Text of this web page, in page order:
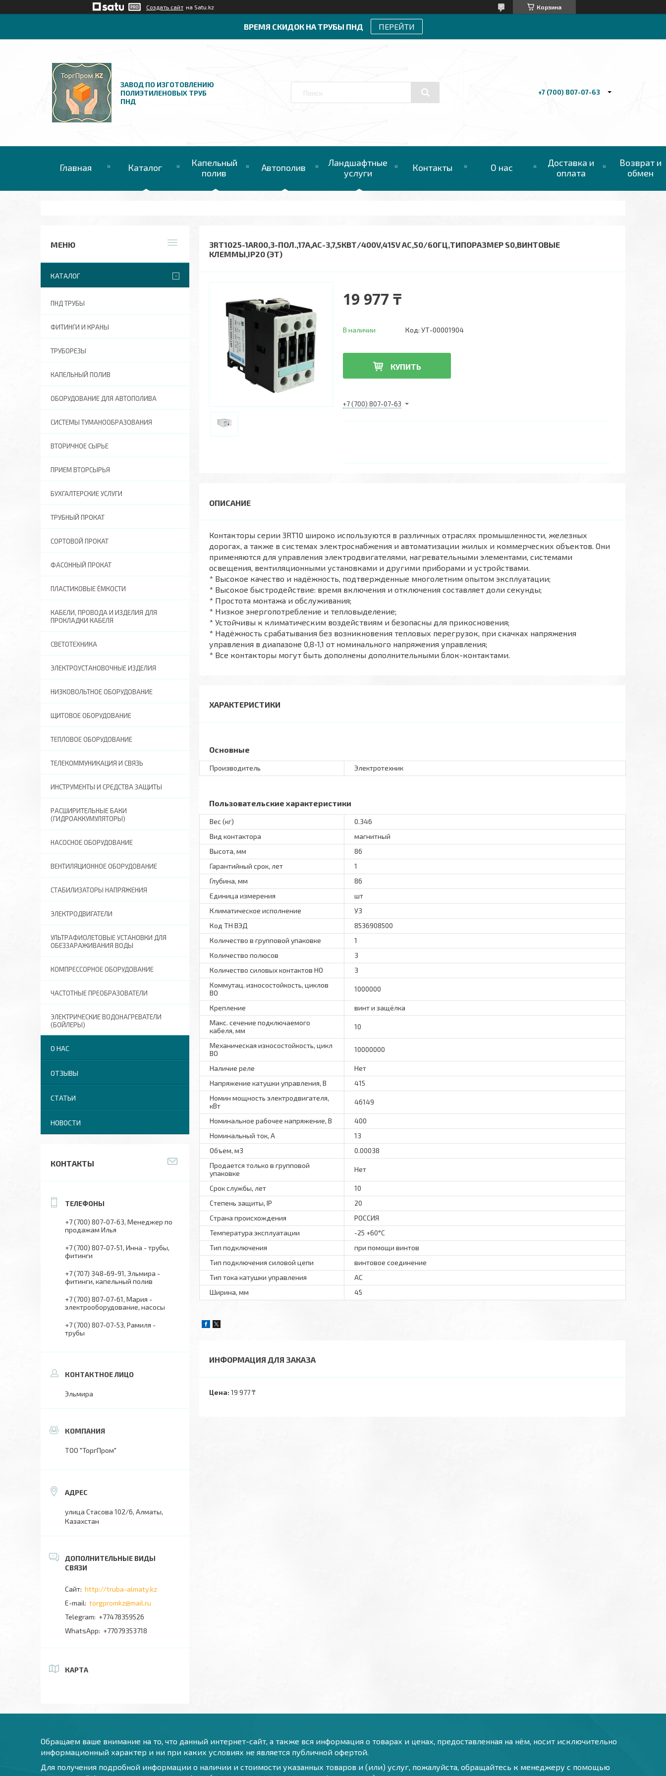
Создать сайт на Satu.kz Корзина
ВРЕМЯ СКИДОК НА ТРУБЫ ПНД ПЕРЕЙТИ
ЗАВОД ПО ИЗГОТОВЛЕНИЮ
ПОЛИЭТИЛЕНОВЫХ ТРУБ
ПНД
+7 (700) 807-07-63
Главная Каталог
Капельный
полив
Автополив
Ландшафтные
услуги
Контакты О нас
Доставка и
оплата
Возврат и
обмен
3RT1025-1AR00,3-ПОЛ.,17A,AC-3,7,5КВТ/400V,415V AC,50/60ГЦ,ТИПОРАЗМЕР S0,ВИНТОВЫЕ
КЛЕММЫ,IP20 (ЭТ)
19 977 ₸
В наличии Код: УТ-00001904
КУПИТЬ
+7 (700) 807-07-63
Контакторы серии 3RT10 широко используются в различных отраслях промышленности, железных
дорогах, а также в системах электроснабжения и автоматизации жилых и коммерческих объектов. Они
применяются для управления электродвигателями, нагревательными элементами, системами
освещения, вентиляционными установками и другими приборами и устройствами.
* Высокое качество и надёжность, подтвержденные многолетним опытом эксплуатации;
* Высокое быстродействие: время включения и отключения составляет доли секунды;
* Простота монтажа и обслуживания;
* Низкое энергопотребление и тепловыделение;
* Устойчивы к климатическим воздействиям и безопасны для прикосновения;
* Надёжность срабатывания без возникновения тепловых перегрузок, при скачках напряжения
управления в диапазоне 0,8-1,1 от номинального напряжения управления;
* Все контакторы могут быть дополнены дополнительными блок-контактами.
ХАРАКТЕРИСТИКИ
Основные
Производитель Электротехник
Пользовательские характеристики
Вес (кг)
0.346
Вид контактора
магнитный
Высота, мм
86
Гарантийный срок, лет
1
Глубина, мм
86
Единица измерения
шт
Климатическое исполнение
У3
Код ТН ВЭД
8536908500
Количество в групповой упаковке
1
Количество полюсов
3
Количество силовых контактов НО
3
Коммутац. износостойкость, циклов
ВО
1000000
Крепление
винт и защёлка
Макс. сечение подключаемого
кабеля, мм
10
Механическая износостойкость, цикл
ВО
10000000
Наличие реле
Нет
Напряжение катушки управления, В
415
Номин мощность электродвигателя,
кВт
46149
Номинальное рабочее напряжение, В
400
Номинальный ток, А
13
Объем, м3
0.00038
Продается только в групповой
упаковке
Нет
Срок службы, лет
10
Степень защиты, IP
20
Страна происхождения
РОССИЯ
Температура эксплуатации
-25 +60°C
Тип подключения
при помощи винтов
Тип подключения силовой цепи
винтовое соединение
Тип тока катушки управления
AC
Ширина, мм
45
ИНФОРМАЦИЯ ДЛЯ ЗАКАЗА
Цена: 19 977 ₸
КАТАЛОГ
ПНД ТРУБЫ
ФИТИНГИ И КРАНЫ
ТРУБОРЕЗЫ
КАПЕЛЬНЫЙ ПОЛИВ
ОБОРУДОВАНИЕ ДЛЯ АВТОПОЛИВА
СИСТЕМЫ ТУМАНООБРАЗОВАНИЯ
ВТОРИЧНОЕ СЫРЬЕ
ПРИЕМ ВТОРСЫРЬЯ
БУХГАЛТЕРСКИЕ УСЛУГИ
ТРУБНЫЙ ПРОКАТ
СОРТОВОЙ ПРОКАТ
ФАСОННЫЙ ПРОКАТ
ПЛАСТИКОВЫЕ ЁМКОСТИ
КАБЕЛИ, ПРОВОДА И ИЗДЕЛИЯ ДЛЯ
ПРОКЛАДКИ КАБЕЛЯ
СВЕТОТЕХНИКА
ЭЛЕКТРОУСТАНОВОЧНЫЕ ИЗДЕЛИЯ
НИЗКОВОЛЬТНОЕ ОБОРУДОВАНИЕ
ЩИТОВОЕ ОБОРУДОВАНИЕ
ТЕПЛОВОЕ ОБОРУДОВАНИЕ
ТЕЛЕКОММУНИКАЦИЯ И СВЯЗЬ
ИНСТРУМЕНТЫ И СРЕДСТВА ЗАЩИТЫ
РАСШИРИТЕЛЬНЫЕ БАКИ
(ГИДРОАККУМУЛЯТОРЫ)
НАСОСНОЕ ОБОРУДОВАНИЕ
ВЕНТИЛЯЦИОННОЕ ОБОРУДОВАНИЕ
СТАБИЛИЗАТОРЫ НАПРЯЖЕНИЯ
ЭЛЕКТРОДВИГАТЕЛИ
УЛЬТРАФИОЛЕТОВЫЕ УСТАНОВКИ ДЛЯ
ОБЕЗЗАРАЖИВАНИЯ ВОДЫ
КОМПРЕССОРНОЕ ОБОРУДОВАНИЕ
ЧАСТОТНЫЕ ПРЕОБРАЗОВАТЕЛИ
ЭЛЕКТРИЧЕСКИЕ ВОДОНАГРЕВАТЕЛИ
(БОЙЛЕРЫ)
О НАС
ОТЗЫВЫ
СТАТЬИ
НОВОСТИ
КОНТАКТЫ
+7 (700) 807-07-63 Менеджер по
продажам Илья
+7 (700) 807-07-51 Инна - трубы,
фитинги
+7 (707) 348-69-91 Эльмира -
фитинги, капельный полив
+7 (700) 807-07-61 Мария -
электрооборудование, насосы
+7 (700) 807-07-53 Рамиля -
трубы
Эльмира
ТОО "ТоргПром"
улица Стасова 102/6, Алматы,
Казахстан
http://truba-almaty.kz
torgpromkz@mail.ru
+77478359526
+77079353718
КАРТА
Обращаем ваше внимание на то, что данный интернет-сайт, а также вся информация о товарах и ценах, предоставленная на нём, носит исключительно
информационный характер и ни при каких условиях не является публичной офертой.
Для получения подробной информации о наличии и стоимости указанных товаров и (или) услуг, пожалуйста, обращайтесь к менеджеру с помощью